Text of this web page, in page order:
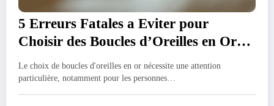
5 Erreurs Fatales a Eviter pour
Choisir des Boucles d’Oreilles en Or
sans Allergies
Le choix de boucles d'oreilles en or nécessite une attention
particulière, notamment pour les personnes…